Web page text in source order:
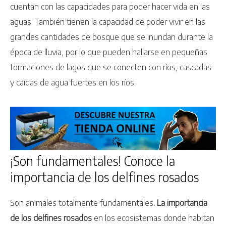
cuentan con las capacidades para poder hacer vida en las
aguas. También tienen la capacidad de poder vivir en las
grandes cantidades de bosque que se inundan durante la
época de lluvia, por lo que pueden hallarse en pequeñas
formaciones de lagos que se conecten con ríos, cascadas
y caídas de agua fuertes en los ríos.
¡Son fundamentales! Conoce la
importancia de los delfines rosados
Son animales totalmente fundamentales. La importancia
de los delfines rosados en los ecosistemas donde habitan